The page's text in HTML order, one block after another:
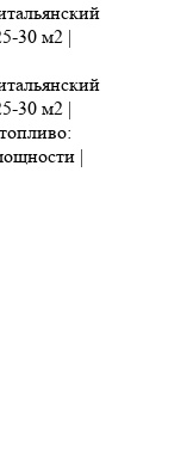
30 м2 |
30 м2 |
|